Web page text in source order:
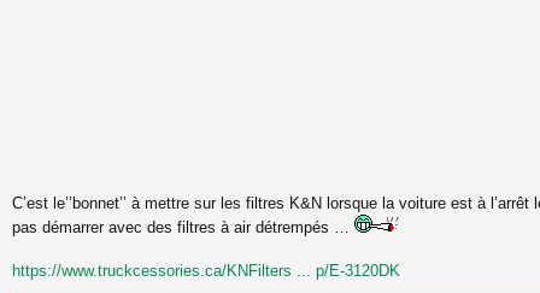
C’est le’’bonnet’’ à mettre sur les filtres K&N lorsque la voiture est à
pas démarrer avec des filtres à air détrempés …
https://www.truckcessories.ca/KNFilters ... p/E-3120DK